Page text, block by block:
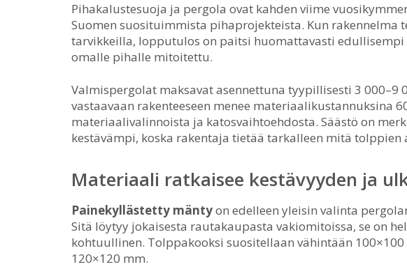
Pihakalustesuoja ja pergola ovat kahden viime
Suomen suosituimmista pihaprojekteista. Kun rakennelma
tarvikkeilla, lopputulos on paitsi huomattavasti
omalle pihalle mitoitettu.
Valmispergolat maksavat asennettuna tyypillisesti 3 000–9
vastaavaan rakenteeseen menee materiaalikustannuksina
materiaalivalinnoista ja katosvaihtoehdosta. Säästö on
kestävämpi, koska rakentaja tietää tarkalleen mitä tolppien
Materiaali ratkaisee kestävyyden ja
Painekyllästetty mäntyon edelleen yleisin valinta
Sitä löytyy jokaisesta rautakaupasta vakiomitoissa, se on
kohtuullinen. Tolppakooksi suositellaan vähintään
120×120 mm.